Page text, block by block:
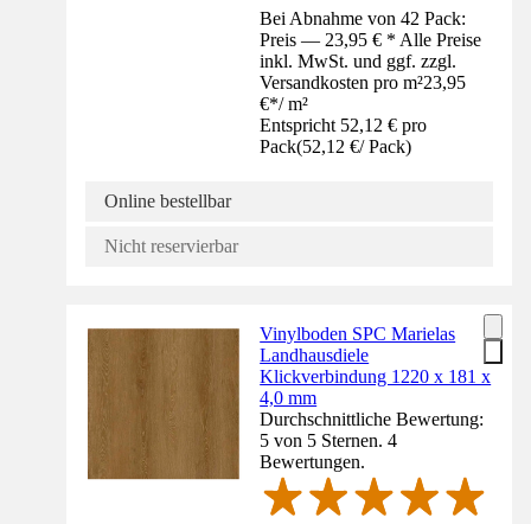
Bei Abnahme von 42 Pack:
Preis — 23,95 € * Alle Preise
inkl. MwSt. und ggf. zzgl.
Versandkosten pro m²23,95
€*/ m²
Entspricht 52,12 € pro
Pack(52,12 €/ Pack)
Online bestellbar
Nicht reservierbar
Vinylboden SPC Marielas
Landhausdiele
Klickverbindung 1220 x 181 x
4,0 mm
Durchschnittliche Bewertung:
5 von 5 Sternen. 4
Bewertungen.